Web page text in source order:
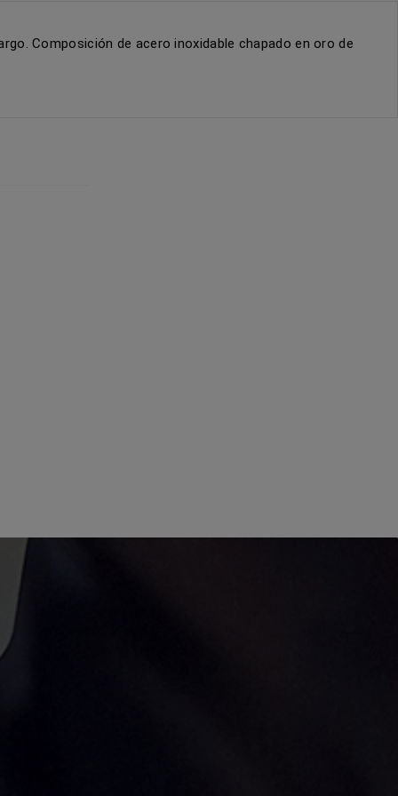
Composición de acero inoxidable chapado en oro de